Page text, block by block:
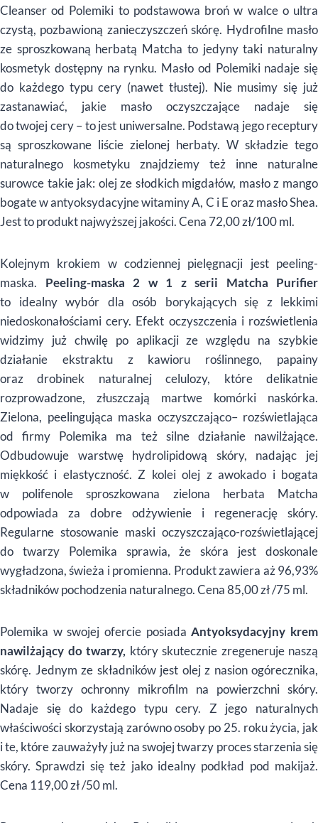
Cleanser od Polemiki to podstawowa broń w walce o ultra
czystą, pozbawioną zanieczyszczeń skórę. Hydrofilne masło
ze sproszkowaną herbatą Matcha to jedyny taki naturalny
kosmetyk dostępny na rynku. Masło od Polemiki nadaje się
do każdego typu cery (nawet tłustej). Nie musimy się już
zastanawiać, jakie masło oczyszczające nadaje się
do twojej cery – to jest uniwersalne. Podstawą jego receptury
są sproszkowane liście zielonej herbaty. W składzie tego
naturalnego kosmetyku znajdziemy też inne naturalne
surowce takie jak: olej ze słodkich migdałów, masło z mango
bogate w antyoksydacyjne witaminy A, C i E oraz masło Shea.
Jest to produkt najwyższej jakości. Cena 72,00 zł/100 ml.
Kolejnym krokiem w codziennej pielęgnacji jest peeling-
maska. Peeling-maska 2 w 1 z serii Matcha Purifier
to idealny wybór dla osób borykających się z lekkimi
niedoskonałościami cery. Efekt oczyszczenia i rozświetlenia
widzimy już chwilę po aplikacji ze względu na szybkie
działanie ekstraktu z kawioru roślinnego, papainy
oraz drobinek naturalnej celulozy, które delikatnie
rozprowadzone, złuszczają martwe komórki naskórka.
Zielona, peelingująca maska oczyszczająco– rozświetlająca
od firmy Polemika ma też silne działanie nawilżające.
Odbudowuje warstwę hydrolipidową skóry, nadając jej
miękkość i elastyczność. Z kolei olej z awokado i bogata
w polifenole sproszkowana zielona herbata Matcha
odpowiada za dobre odżywienie i regenerację skóry.
Regularne stosowanie maski oczyszczająco-rozświetlającej
do twarzy Polemika sprawia, że skóra jest doskonale
wygładzona, świeża i promienna. Produkt zawiera aż 96,93%
składników pochodzenia naturalnego. Cena 85,00 zł /75 ml.
Polemika w swojej ofercie posiadaAntyoksydacyjny krem
nawilżający do twarzy, który skutecznie zregeneruje naszą
skórę. Jednym ze składników jest olej z nasion ogórecznika,
który tworzy ochronny mikrofilm na powierzchni skóry.
Nadaje się do każdego typu cery. Z jego naturalnych
właściwości skorzystają zarówno osoby po 25. roku życia, jak
i te, które zauważyły już na swojej twarzy proces starzenia się
skóry. Sprawdzi się też jako idealny podkład pod makijaż.
Cena 119,00 zł /50 ml.